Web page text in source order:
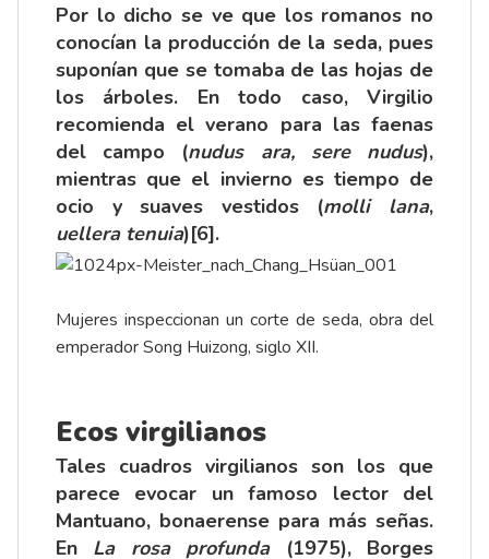
Por lo dicho se ve que los romanos no
conocían la producción de la seda, pues
suponían que se tomaba de las hojas de
los árboles. En todo caso, Virgilio
recomienda el verano para las faenas
del campo (nudus ara, sere nudus),
mientras que el invierno es tiempo de
ocio y suaves vestidos (molli lana,
uellera tenuia)[6].
Mujeres inspeccionan un corte de seda, obra del
emperador Song Huizong, siglo XII.
Ecos virgilianos
Tales cuadros virgilianos son los que
parece evocar un famoso lector del
Mantuano, bonaerense para más señas.
En La rosa profunda(1975), Borges